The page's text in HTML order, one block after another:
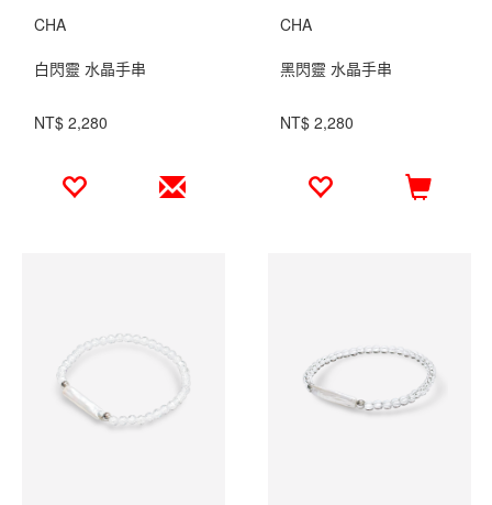
CHA
白閃靈 水晶手串
NT$ 2,280
CHA
黑閃靈 水晶手串
NT$ 2,280